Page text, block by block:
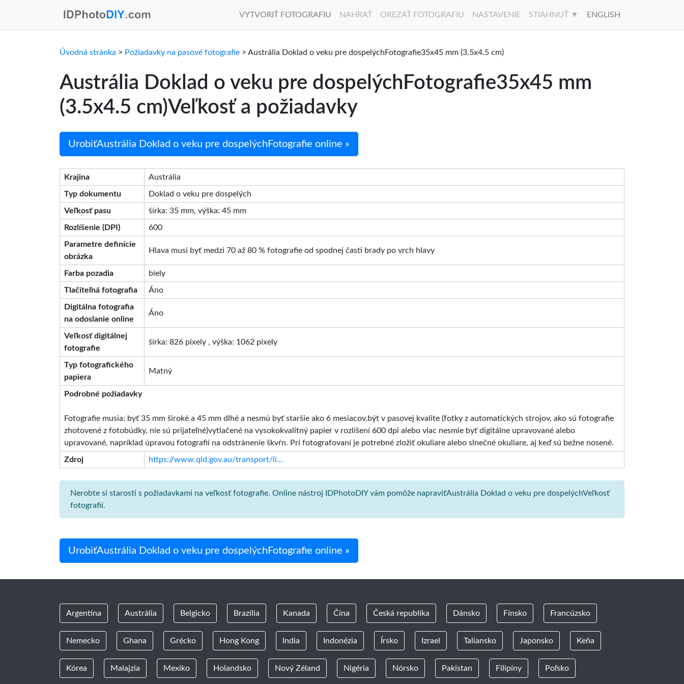
VYTVORIŤ FOTOGRAFIU NAHRAŤ OREZAŤ FOTOGRAFIU NASTAVENIE STIAHNUŤ ▼ ENGLISH
Úvodná stránka > Požiadavky na pasové fotografie > Austrália Doklad o veku pre dospelýchFotografie35x45 mm (3.5x4.5 cm)
Austrália Doklad o veku pre dospelýchFotografie35x45 mm
(3.5x4.5 cm)Veľkosť a požiadavky
UrobiťAustrália Doklad o veku pre dospelýchFotografie online »
Krajina Austrália
Typ dokumentu Doklad o veku pre dospelých
Veľkosť pasu šírka: 35 mm, výška: 45 mm
Rozlíšenie (DPI) 600
Parametre definície
obrázka
Hlava musí byť medzi 70 až 80 % fotografie od spodnej časti brady po vrch hlavy
Farba pozadia biely
Tlačiteľná fotografia Áno
Digitálna fotografia
na odoslanie online
Áno
Veľkosť digitálnej
fotografie
šírka: 826 pixely , výška: 1062 pixely
Typ fotografického
papiera
Matný
Podrobné požiadavky
Fotografie musia: byť 35 mm široké a 45 mm dlhé a nesmú byť staršie ako 6 mesiacov,být v pasovej kvalite (fotky z automatických strojov, ako sú fotografie
zhotovené z fotobúdky, nie sú prijateľné)vytlačené na vysokokvalitný papier v rozlíšení 600 dpi alebo viac nesmie byť digitálne upravované alebo
upravované, napríklad úpravou fotografií na odstránenie škvŕn. Pri fotografovaní je potrebné zložiť okuliare alebo slnečné okuliare, aj keď sú bežne nosené.
Zdroj https://www.qld.gov.au/transport/li...
Nerobte si starosti s požiadavkami na veľkosť fotografie. Online nástroj IDPhotoDIY vám pomôže napraviťAustrália Doklad o veku pre dospelýchVeľkosť
fotografií.
UrobiťAustrália Doklad o veku pre dospelýchFotografie online »
Argentína Austrália Belgicko Brazília Kanada Čína Česká republika Dánsko Fínsko Francúzsko
Nemecko Ghana Grécko Hong Kong India Indonézia Írsko Izrael Taliansko Japonsko Keňa
Kórea Malajzia Mexiko Holandsko Nový Zéland Nigéria Nórsko Pakistan Filipíny Poľsko